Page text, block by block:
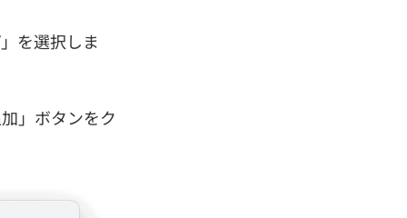
を選択しま
」ボタンをク